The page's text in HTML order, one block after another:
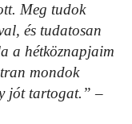
Meg tudok
és tudatosan
a hétköznapjaim
mondok
jót tartogat.”–